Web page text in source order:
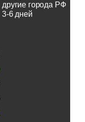
другие города РФ
3-6 дней